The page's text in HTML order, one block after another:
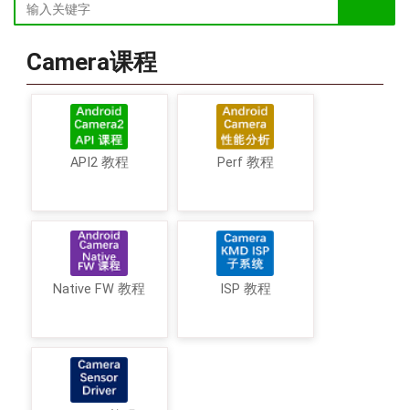
Camera课程
API2 教程 Perf 教程
Native FW 教程 ISP 教程